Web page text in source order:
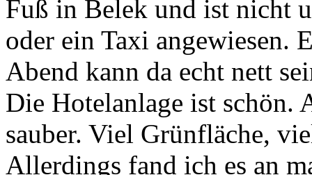
Fuß in Belek und ist nicht
oder ein Taxi angewiesen.
Abend kann da echt nett
Die Hotelanlage ist schön.
sauber. Viel Grünfläche,
Allerdings fand ich es an